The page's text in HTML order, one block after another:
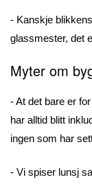
- Kanskje
glassmester, det
Myter om
- At det bare er
har alltid blitt
ingen som har
- Vi spiser lunsj